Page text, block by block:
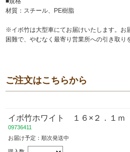
材質：スチール、PE樹脂
※イボ竹は大型車にてお届けいたします。お
困難で、やむなく最寄り営業所への引き取り
ご注文はこちらから
イボ竹ホワイト １６×２．１ｍ
09736411
お届け予定：順次発送中